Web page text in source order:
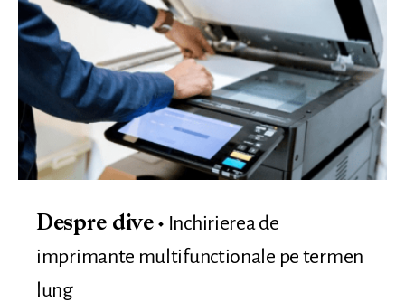
Despre dive
Inchirierea de
imprimante multifunctionale pe termen
lung